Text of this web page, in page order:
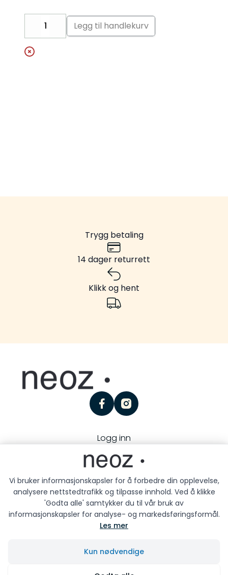
DecreaseIncrease
Legg til handlekurv
Trygg betaling
14 dager returrett
Klikk og hent
facebookinstagram
Logg inn
Kjøpsbetingelser
Besøk oss:
Storgaten 25, 3126 Tønsberg
Vi bruker informasjonskapsler for å forbedre din opplevelse,
analysere nettstedtrafikk og tilpasse innhold. Ved å klikke
'Godta alle' samtykker du til vår bruk av
informasjonskapsler for analyse- og markedsføringsformål.
Les mer
Kun nødvendige